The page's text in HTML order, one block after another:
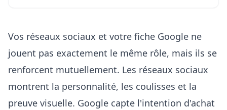
Vos réseaux sociaux et votre fiche Google ne
jouent pas exactement le même rôle, mais ils se
renforcent mutuellement. Les réseaux sociaux
montrent la personnalité, les coulisses et la
preuve visuelle. Google capte l'intention d'achat